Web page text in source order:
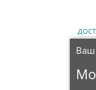
Ваш